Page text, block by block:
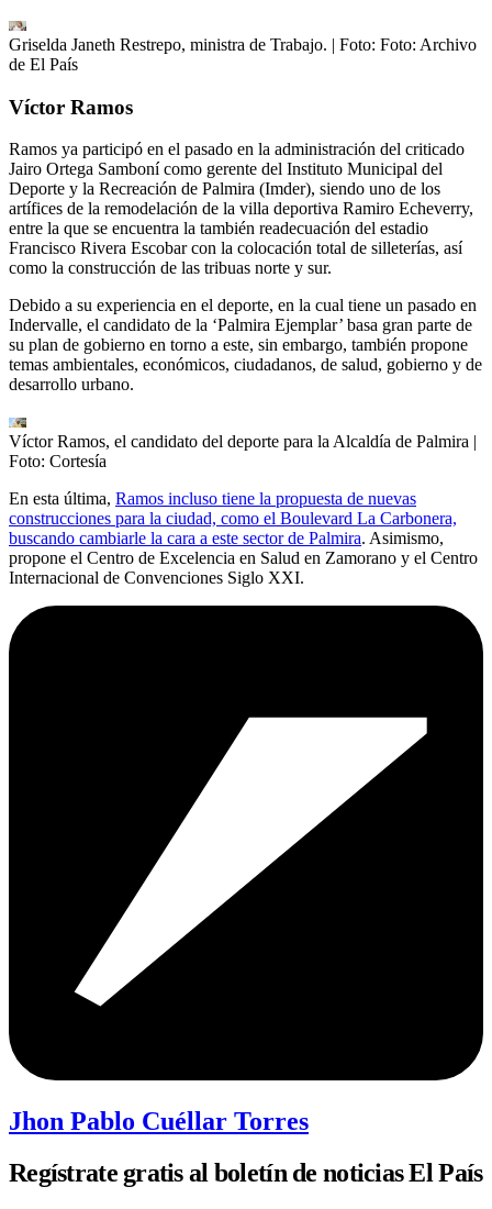
Griselda Janeth Restrepo, ministra de Trabajo. | Foto: Foto: Archivo
de El País
Víctor Ramos
Ramos ya participó en el pasado en la administración del criticado
Jairo Ortega Samboní como gerente del Instituto Municipal del
Deporte y la Recreación de Palmira (Imder), siendo uno de los
artífices de la remodelación de la villa deportiva Ramiro Echeverry,
entre la que se encuentra la también readecuación del estadio
Francisco Rivera Escobar con la colocación total de silleterías, así
como la construcción de las tribuas norte y sur.
Debido a su experiencia en el deporte, en la cual tiene un pasado en
Indervalle, el candidato de la ‘Palmira Ejemplar’ basa gran parte de
su plan de gobierno en torno a este, sin embargo, también propone
temas ambientales, económicos, ciudadanos, de salud, gobierno y de
desarrollo urbano.
Víctor Ramos, el candidato del deporte para la Alcaldía de Palmira |
Foto: Cortesía
En esta última, Ramos incluso tiene la propuesta de nuevas
construcciones para la ciudad, como el Boulevard La Carbonera,
buscando cambiarle la cara a este sector de Palmira. Asimismo,
propone el Centro de Excelencia en Salud en Zamorano y el Centro
Internacional de Convenciones Siglo XXI.
Jhon Pablo Cuéllar Torres
Regístrate gratis al boletín de noticias El País